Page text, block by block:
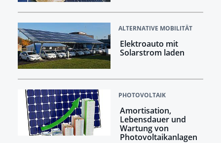
ALTERNATIVE MOBILITÄT
Elektroauto mit
Solarstrom laden
PHOTOVOLTAIK
Amortisation,
Lebensdauer und
Wartung von
Photovoltaikanlagen